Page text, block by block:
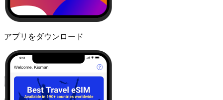
アプリをダウンロード